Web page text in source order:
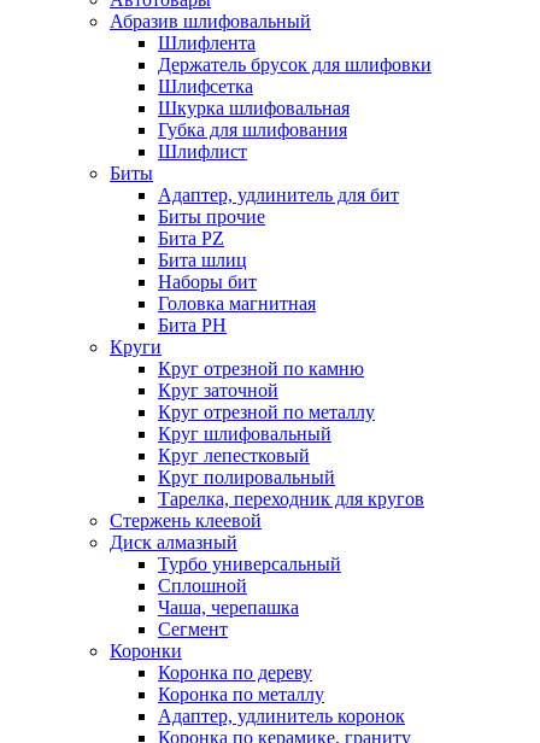
Абразив шлифовальный
Шлифлента
Держатель брусок для шлифовки
Шлифсетка
Шкурка шлифовальная
Губка для шлифования
Шлифлист
Биты
Адаптер, удлинитель для бит
Биты прочие
Бита PZ
Бита шлиц
Наборы бит
Головка магнитная
Бита PH
Круги
Круг отрезной по камню
Круг заточной
Круг отрезной по металлу
Круг шлифовальный
Круг лепестковый
Круг полировальный
Тарелка, переходник для кругов
Стержень клеевой
Диск алмазный
Турбо универсальный
Сплошной
Чаша, черепашка
Сегмент
Коронки
Коронка по дереву
Коронка по металлу
Адаптер, удлинитель коронок
Коронка по керамике, граниту